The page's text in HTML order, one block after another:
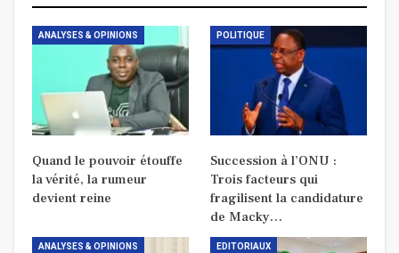
ANALYSES & OPINIONS
Quand le pouvoir étouffe
la vérité, la rumeur
devient reine
POLITIQUE
Succession à l’ONU :
Trois facteurs qui
fragilisent la candidature
de Macky…
ANALYSES & OPINIONS EDITORIAUX